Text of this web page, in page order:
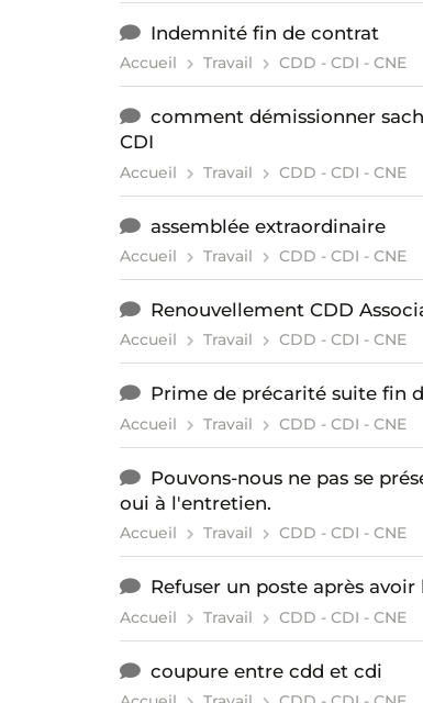
Indemnité fin de contrat
Accueil Travail CDD - CDI - CNE
comment démissionner
CDI
Accueil Travail CDD - CDI - CNE
assemblée extraordinaire
Accueil Travail CDD - CDI - CNE
Renouvellement CDD
Accueil Travail CDD - CDI - CNE
Prime de précarité suite fin
Accueil Travail CDD - CDI - CNE
Pouvons-nous ne pas se
oui à l'entretien.
Accueil Travail CDD - CDI - CNE
Refuser un poste après
Accueil Travail CDD - CDI - CNE
coupure entre cdd et cdi